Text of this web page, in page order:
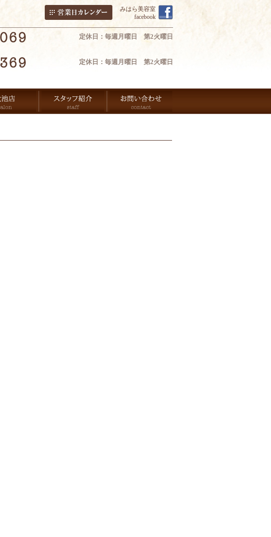
みはら美容室
facebook
定休日：毎週月曜日 第2火曜日
定休日：毎週月曜日 第2火曜日